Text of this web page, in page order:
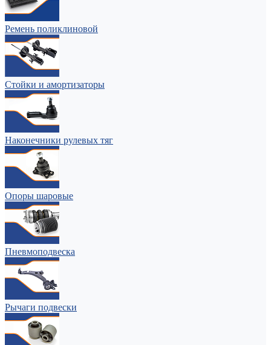
Ремень поликлиновой
Стойки и амортизаторы
Наконечники рулевых тяг
Опоры шаровые
Пневмоподвеска
Рычаги подвески